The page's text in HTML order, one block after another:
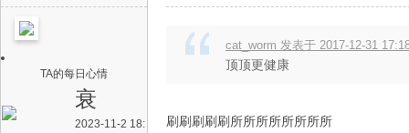
TA的每日心情
衰
2023-11-2 18:
cat_worm 发表于 2017-12-31
顶顶更健康
刷刷刷刷刷所所所所所所所所